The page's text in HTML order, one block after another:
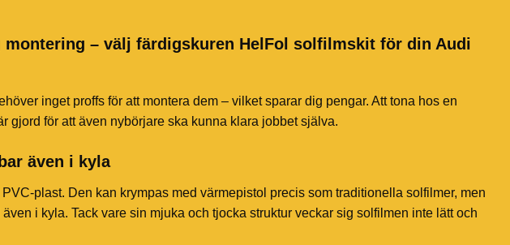
– välj färdigskuren HelFol solfilmskit för din Audi
inget proffs för att montera dem – vilket sparar dig pengar. Att tona hos en
gjord för att även nybörjare ska kunna klara jobbet själva.
även i kyla
plast. Den kan krympas med värmepistol precis som traditionella solfilmer, men
i kyla. Tack vare sin mjuka och tjocka struktur veckar sig solfilmen inte lätt och